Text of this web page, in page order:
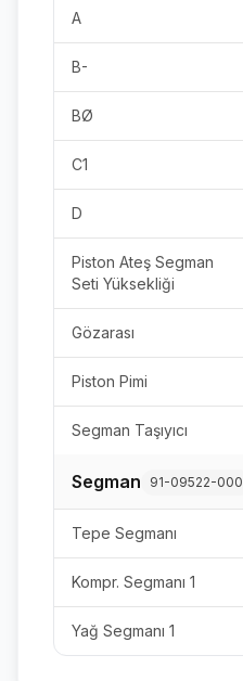
A
B-
BØ
C1
D
Piston Ateş Segman
Seti Yüksekliği
Gözarası
Piston Pimi
Segman Taşıyıcı
Segman 91-09522-000
Tepe Segmanı
Kompr. Segmanı 1
Yağ Segmanı 1